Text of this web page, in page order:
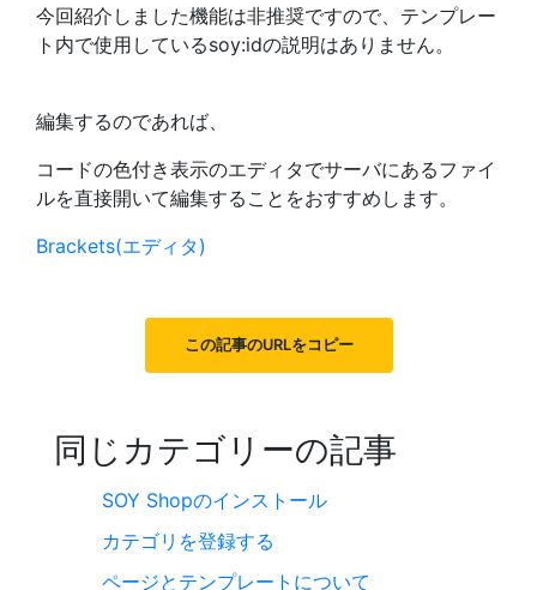
今回紹介しました機能は非推奨ですので、テンプレー
ト内で使用しているsoy:idの説明はありません。
編集するのであれば、
コードの色付き表示のエディタでサーバにあるファイ
ルを直接開いて編集することをおすすめします。
Brackets(エディタ)
この記事のURLをコピー
同じカテゴリーの記事
SOY Shopのインストール
カテゴリを登録する
ページとテンプレートについて